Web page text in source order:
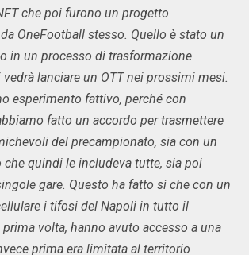
che poi furono un progetto
OneFootball stesso. Quello è stato un
in un processo di trasformazione
lanciare un OTT nei prossimi mesi.
esperimento fattivo, perché con
fatto un accordo per trasmettere
del precampionato, sia con un
che quindi le includeva tutte, sia poi
gare. Questo ha fatto sì che con un
i tifosi del Napoli in tutto il
volta, hanno avuto accesso a una
prima era limitata al territorio